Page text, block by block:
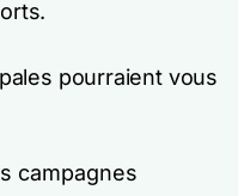
pourraient vous
campagnes